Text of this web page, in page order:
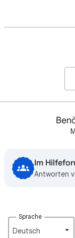
Im
Antworten
Sprache
Deutsch‎